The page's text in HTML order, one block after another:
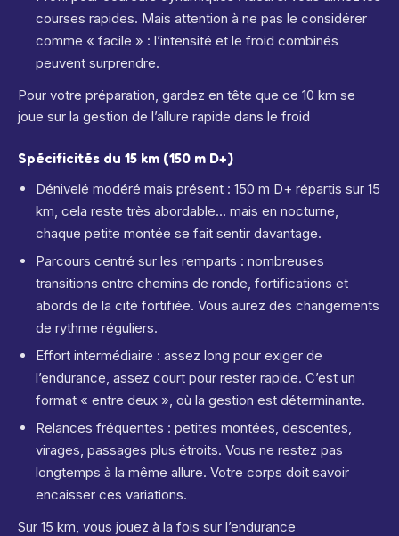
courses rapides. Mais attention à ne pas le considérer
comme « facile » : l’intensité et le froid combinés
peuvent surprendre.
Pour votre préparation, gardez en tête que ce 10 km se
joue sur la gestion de l’allure rapide dans le froid
Spécificités du 15 km (150 m D+)
Dénivelé modéré mais présent : 150 m D+ répartis sur 15
km, cela reste très abordable… mais en nocturne,
chaque petite montée se fait sentir davantage.
Parcours centré sur les remparts : nombreuses
transitions entre chemins de ronde, fortifications et
abords de la cité fortifiée. Vous aurez des changements
de rythme réguliers.
Effort intermédiaire : assez long pour exiger de
l’endurance, assez court pour rester rapide. C’est un
format « entre deux », où la gestion est déterminante.
Relances fréquentes : petites montées, descentes,
virages, passages plus étroits. Vous ne restez pas
longtemps à la même allure. Votre corps doit savoir
encaisser ces variations.
Sur 15 km, vous jouez à la fois sur l’endurance